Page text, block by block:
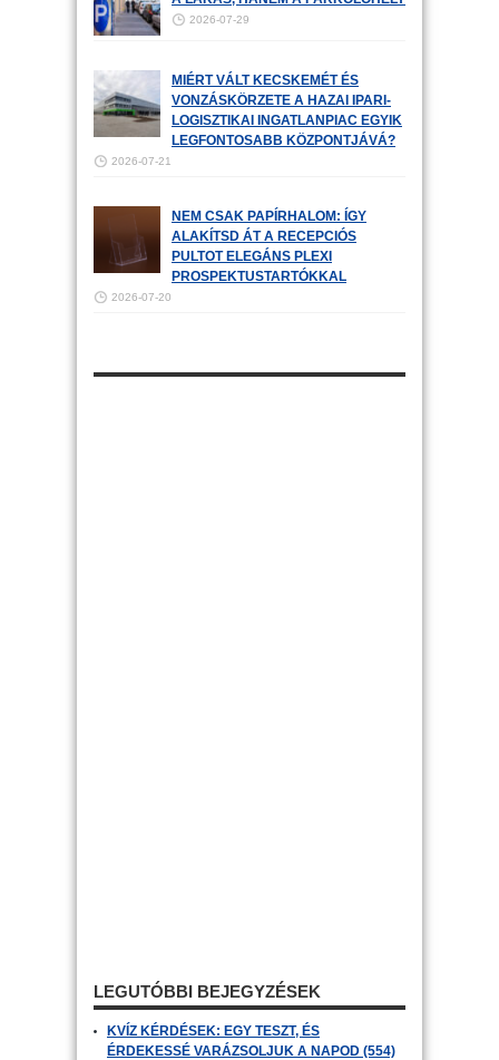
2026-07-29
MIÉRT VÁLT KECSKEMÉT ÉS
VONZÁSKÖRZETE A HAZAI IPARI-
LOGISZTIKAI INGATLANPIAC EGYIK
LEGFONTOSABB KÖZPONTJÁVÁ?
2026-07-21
NEM CSAK PAPÍRHALOM: ÍGY
ALAKÍTSD ÁT A RECEPCIÓS
PULTOT ELEGÁNS PLEXI
PROSPEKTUSTARTÓKKAL
2026-07-20
LEGUTÓBBI BEJEGYZÉSEK
KVÍZ KÉRDÉSEK: EGY TESZT, ÉS
ÉRDEKESSÉ VARÁZSOLJUK A NAPOD (554)